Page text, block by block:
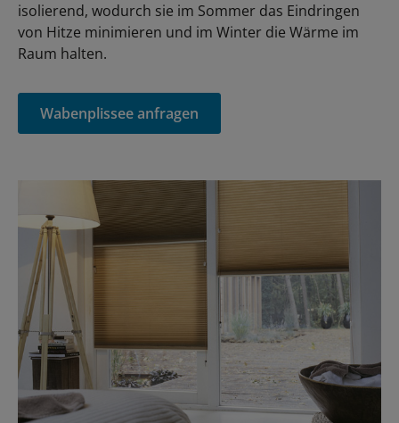
isolierend, wodurch sie im Sommer das Eindringen
von Hitze minimieren und im Winter die Wärme im
Raum halten.
Wabenplissee anfragen